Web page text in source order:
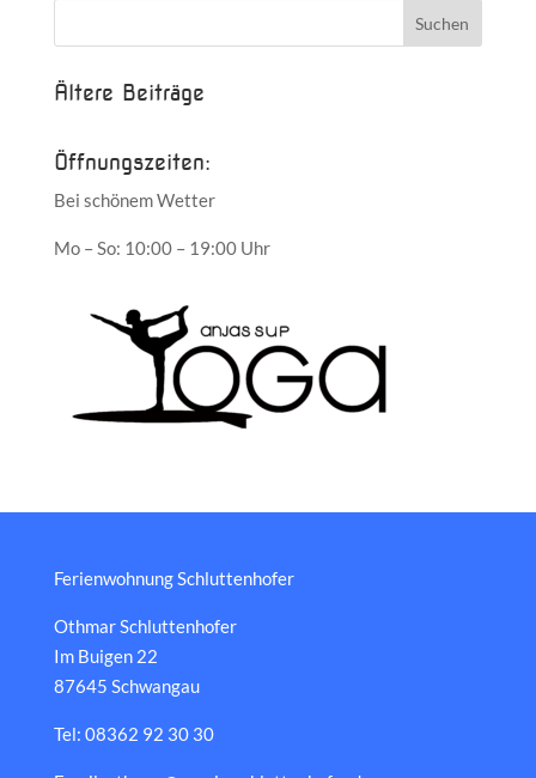
Ältere Beiträge
Öffnungszeiten:
Bei schönem Wetter
Mo – So: 10:00 – 19:00 Uhr
Ferienwohnung Schluttenhofer
Othmar Schluttenhofer
Im Buigen 22
87645 Schwangau
Tel: 08362 92 30 30